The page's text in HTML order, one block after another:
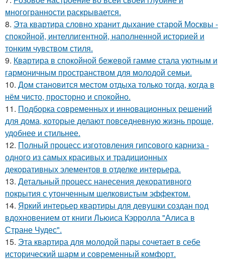
многогранности раскрывается.
8. Эта квартира словно хранит дыхание старой Москвы -
спокойной, интеллигентной, наполненной историей и
тонким чувством стиля.
9. Квартира в спокойной бежевой гамме стала уютным и
гармоничным пространством для молодой семьи.
10. Дом становится местом отдыха только тогда, когда в
нём чисто, просторно и спокойно.
11. Подборка современных и инновационных решений
для дома, которые делают повседневную жизнь проще,
удобнее и стильнее.
12. Полный процесс изготовления гипсового карниза -
одного из самых красивых и традиционных
декоративных элементов в отделке интерьера.
13. Детальный процесс нанесения декоративного
покрытия с утонченным шелковистым эффектом.
14. Яркий интерьер квартиры для девушки создан под
вдохновением от книги Льюиса Кэрролла "Алиса в
Стране Чудес".
15. Эта квартира для молодой пары сочетает в себе
исторический шарм и современный комфорт.